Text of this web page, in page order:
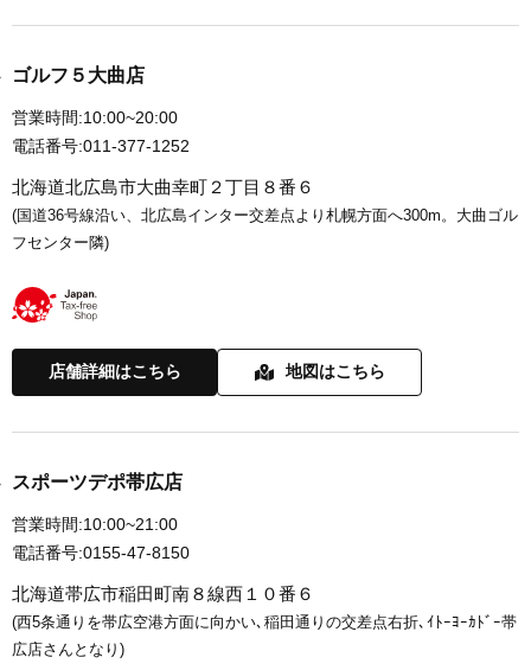
ゴルフ５大曲店
営業時間:10:00~20:00
電話番号:011-377-1252
北海道北広島市大曲幸町２丁目８番６
(国道36号線沿い、北広島インター交差点より札幌方面へ300m。大曲ゴル
フセンター隣)
店舗詳細はこちら 地図はこちら
スポーツデポ帯広店
営業時間:10:00~21:00
電話番号:0155-47-8150
北海道帯広市稲田町南８線西１０番６
(西5条通りを帯広空港方面に向かい､稲田通りの交差点右折､ｲﾄｰﾖｰｶﾄﾞｰ帯
広店さんとなり)